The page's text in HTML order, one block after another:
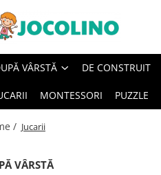
VÂRSTĂ DE CONSTRUIT
MONTESSORI PUZZLE
/ Jucarii
VÂRSTĂ